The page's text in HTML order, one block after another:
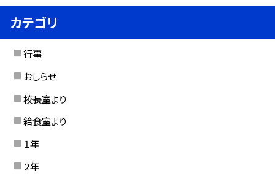
カテゴリ
行事
おしらせ
校長室より
給食室より
１年
２年